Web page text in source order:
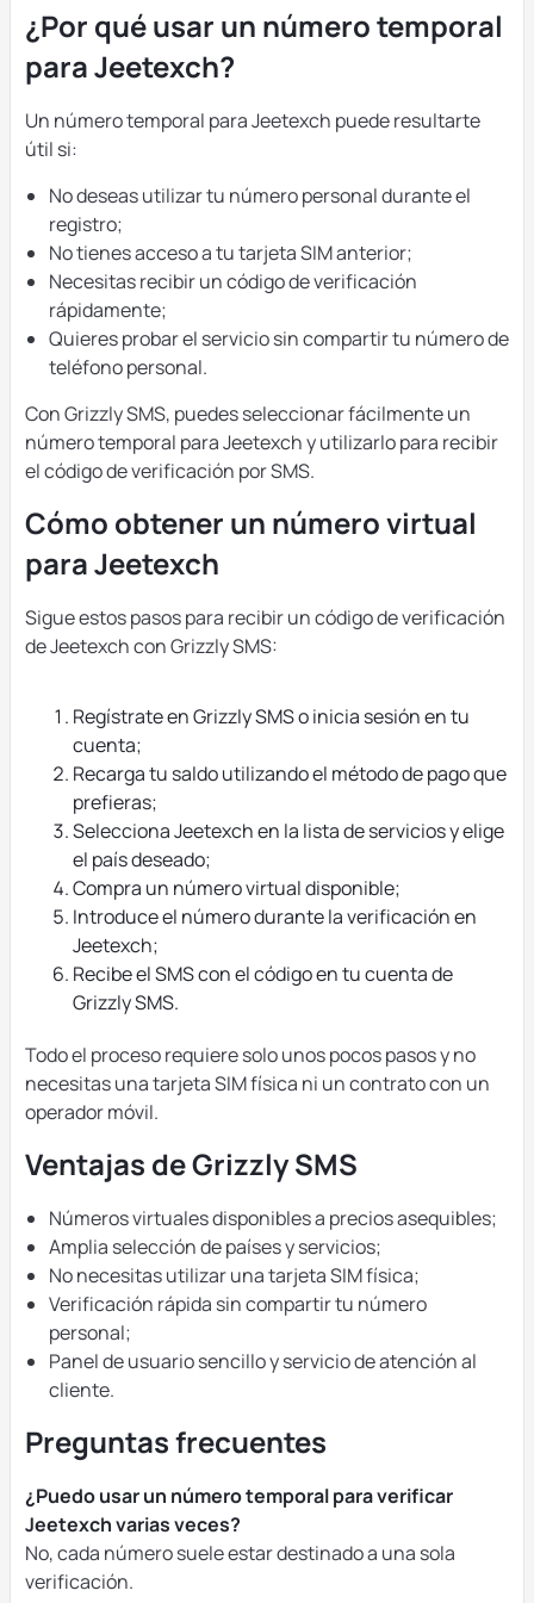
¿Por qué usar un número temporal
para Jeetexch?
Un número temporal para Jeetexch puede resultarte
útil si:
No deseas utilizar tu número personal durante el
registro;
No tienes acceso a tu tarjeta SIM anterior;
Necesitas recibir un código de verificación
rápidamente;
Quieres probar el servicio sin compartir tu número de
teléfono personal.
Con Grizzly SMS, puedes seleccionar fácilmente un
número temporal para Jeetexch y utilizarlo para recibir
el código de verificación por SMS.
Cómo obtener un número virtual
para Jeetexch
Sigue estos pasos para recibir un código de verificación
de Jeetexch con Grizzly SMS:
Regístrate en Grizzly SMS o inicia sesión en tu
cuenta;
Recarga tu saldo utilizando el método de pago que
prefieras;
Selecciona Jeetexch en la lista de servicios y elige
el país deseado;
Compra un número virtual disponible;
Introduce el número durante la verificación en
Jeetexch;
Recibe el SMS con el código en tu cuenta de
Grizzly SMS.
Todo el proceso requiere solo unos pocos pasos y no
necesitas una tarjeta SIM física ni un contrato con un
operador móvil.
Ventajas de Grizzly SMS
Números virtuales disponibles a precios asequibles;
Amplia selección de países y servicios;
No necesitas utilizar una tarjeta SIM física;
Verificación rápida sin compartir tu número
personal;
Panel de usuario sencillo y servicio de atención al
cliente.
Preguntas frecuentes
¿Puedo usar un número temporal para verificar
Jeetexch varias veces?
No, cada número suele estar destinado a una sola
verificación.